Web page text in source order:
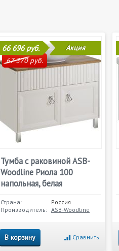
66 696 руб.
67 370 руб.
Акция
Тумба с раковиной ASB-
Woodline Риола 100
напольная, белая
Страна:
Россия
Производитель: ASB-Woodline
В корзину Сравнить